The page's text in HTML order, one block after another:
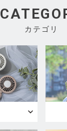
カテゴリ